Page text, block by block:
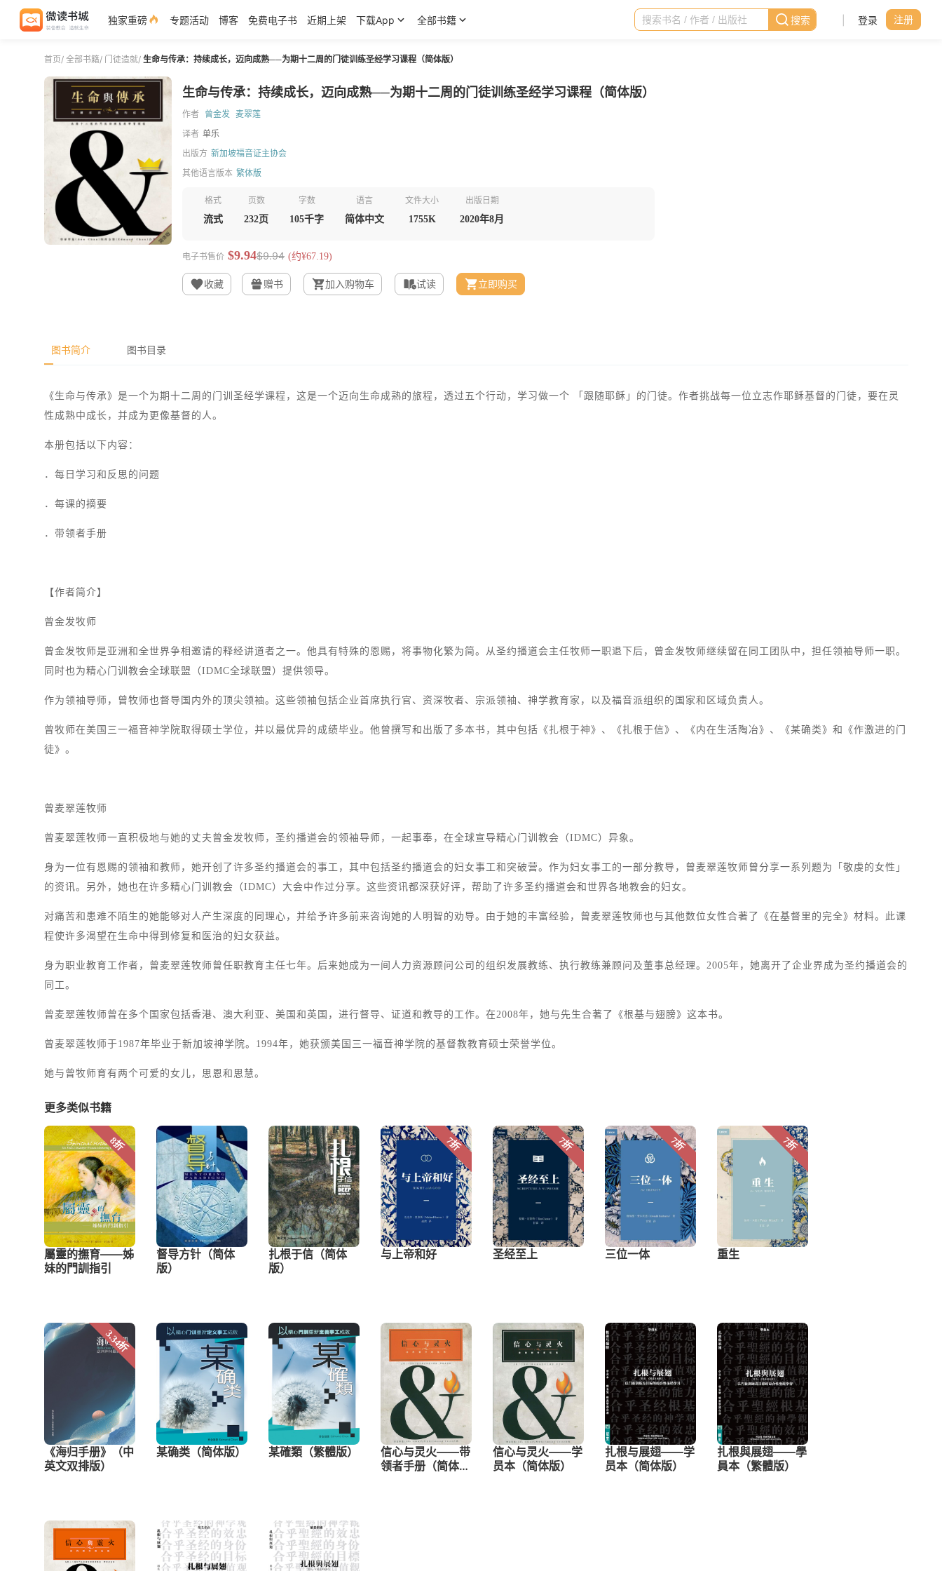
独家重磅 专题活动 博客 免费电子书 近期上架 下载App 全部书籍 登录 注册
首页/ 全部书籍/ 门徒造就/ 生命与传承：持续成长，迈向成熟──为期十二周的门徒训练圣经学习课程（简体版）
生命与传承：持续成长，迈向成熟──为期十二周的门徒训练圣经学习课程（简体版）
作者 曾金发 麦翠莲
译者 单乐
出版方 新加坡福音证主协会
其他语言版本 繁体版
格式
流式
页数
232页
字数
105千字
语言
简体中文
文件大小
1755K
出版日期
2020年8月
电子书售价 $9.94$9.94 (约¥67.19)
收藏 赠书 加入购物车 试读 立即购买
图书简介 图书目录
《生命与传承》是一个为期十二周的门训圣经学课程，这是一个迈向生命成熟的旅程，透过五个行动，学习做一个 「跟随耶稣」的门徒。作者挑战每一位立志作耶稣基督的门徒，要在灵
性成熟中成长，并成为更像基督的人。
本册包括以下内容：
．每日学习和反思的问题
．每课的摘要
．带领者手册
【作者简介】
曾金发牧师
曾金发牧师是亚洲和全世界争相邀请的释经讲道者之一。他具有特殊的恩赐，将事物化繁为简。从圣约播道会主任牧师一职退下后，曾金发牧师继续留在同工团队中，担任领袖导师一职。
同时也为精心门训教会全球联盟（IDMC全球联盟）提供领导。
作为领袖导师，曾牧师也督导国内外的顶尖领袖。这些领袖包括企业首席执行官、资深牧者、宗派领袖、神学教育家，以及福音派组织的国家和区域负责人。
曾牧师在美国三一福音神学院取得硕士学位，并以最优异的成绩毕业。他曾撰写和出版了多本书，其中包括《扎根于神》、《扎根于信》、《内在生活陶冶》、《某确类》和《作激进的门
徒》。
曾麦翠莲牧师
曾麦翠莲牧师一直积极地与她的丈夫曾金发牧师，圣约播道会的领袖导师，一起事奉，在全球宣导精心门训教会（IDMC）异象。
身为一位有恩赐的领袖和教师，她开创了许多圣约播道会的事工，其中包括圣约播道会的妇女事工和突破营。作为妇女事工的一部分教导，曾麦翠莲牧师曾分享一系列题为「敬虔的女性」
的资讯。另外，她也在许多精心门训教会（IDMC）大会中作过分享。这些资讯都深获好评，帮助了许多圣约播道会和世界各地教会的妇女。
对痛苦和患难不陌生的她能够对人产生深度的同理心，并给予许多前来咨询她的人明智的劝导。由于她的丰富经验，曾麦翠莲牧师也与其他数位女性合著了《在基督里的完全》材料。此课
程使许多渴望在生命中得到修复和医治的妇女获益。
身为职业教育工作者，曾麦翠莲牧师曾任职教育主任七年。后来她成为一间人力资源顾问公司的组织发展教练、执行教练兼顾问及董事总经理。2005年，她离开了企业界成为圣约播道会的
同工。
曾麦翠莲牧师曾在多个国家包括香港、澳大利亚、美国和英国，进行督导、证道和教导的工作。在2008年，她与先生合著了《根基与翅膀》这本书。
曾麦翠莲牧师于1987年毕业于新加坡神学院。1994年，她获颁美国三一福音神学院的基督教教育硕士荣誉学位。
她与曾牧师育有两个可爱的女儿，思恩和思慧。
更多类似书籍